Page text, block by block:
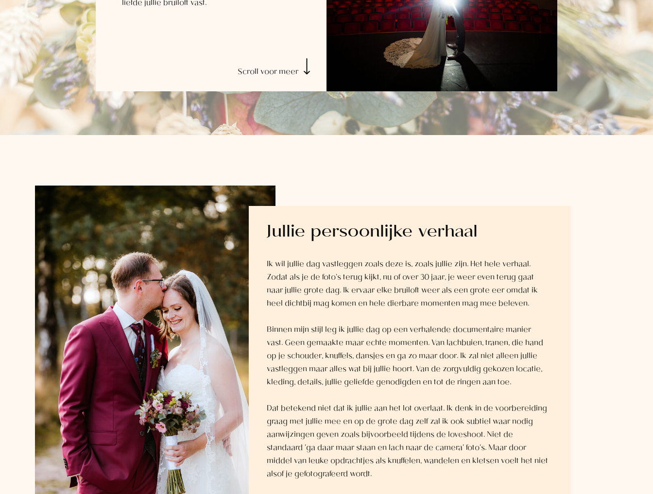
Scroll voor meer
Jullie persoonlijke verhaal
Ik wil jullie dag vastleggen zoals deze is, zoals jullie zijn. Het hele verhaal.
Zodat als je de foto's terug kijkt, nu of over 30 jaar, je weer even terug gaat
naar jullie grote dag. Ik ervaar elke bruiloft weer als een grote eer omdat ik
heel dichtbij mag komen en hele dierbare momenten mag mee beleven.
Binnen mijn stijl leg ik jullie dag op een verhalende documentaire manier
vast. Geen gemaakte maar echte momenten. Van lachbuien, tranen, die hand
op je schouder, knuffels, dansjes en ga zo maar door. Ik zal niet alleen jullie
vastleggen maar alles wat bij jullie hoort. Van de zorgvuldig gekozen locatie,
kleding, details, jullie geliefde genodigden en tot de ringen aan toe.
Dat betekend niet dat ik jullie aan het lot overlaat. Ik denk in de voorbereiding
graag met jullie mee en op de grote dag zelf zal ik ook subtiel waar nodig
aanwijzingen geven zoals bijvoorbeeld tijdens de loveshoot. Niet de
standaard 'ga daar maar staan en lach naar de camera' foto's. Maar door
middel van leuke opdrachtjes als knuffelen, wandelen en kletsen voelt het niet
alsof je gefotografeerd wordt.